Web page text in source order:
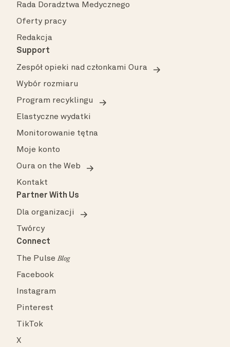
Rada Doradztwa Medycznego
Oferty pracy
Redakcja
Support
Zespół opieki nad członkami Oura
Wybór rozmiaru
Program recyklingu
Elastyczne wydatki
Monitorowanie tętna
Moje konto
Oura on the Web
Kontakt
Partner With Us
Dla organizacji
Twórcy
Connect
The PulseBlog
Facebook
Instagram
Pinterest
TikTok
X